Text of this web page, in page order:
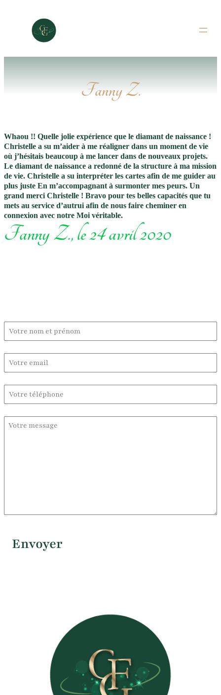
Fanny Z.
Whaou !! Quelle jolie expérience que le diamant de naissance !
Christelle a su m’aider à me réaligner dans un moment de vie
où j’hésitais beaucoup à me lancer dans de nouveaux projets.
Le diamant de naissance a redonné de la structure à ma mission
de vie. Christelle a su interpréter les cartes afin de me guider au
plus juste En m’accompagnant à surmonter mes peurs. Un
grand merci Christelle ! Bravo pour tes belles capacités que tu
mets au service d’autrui afin de nous faire cheminer en
connexion avec notre Moi véritable.
Fanny Z., le 24 avril 2020